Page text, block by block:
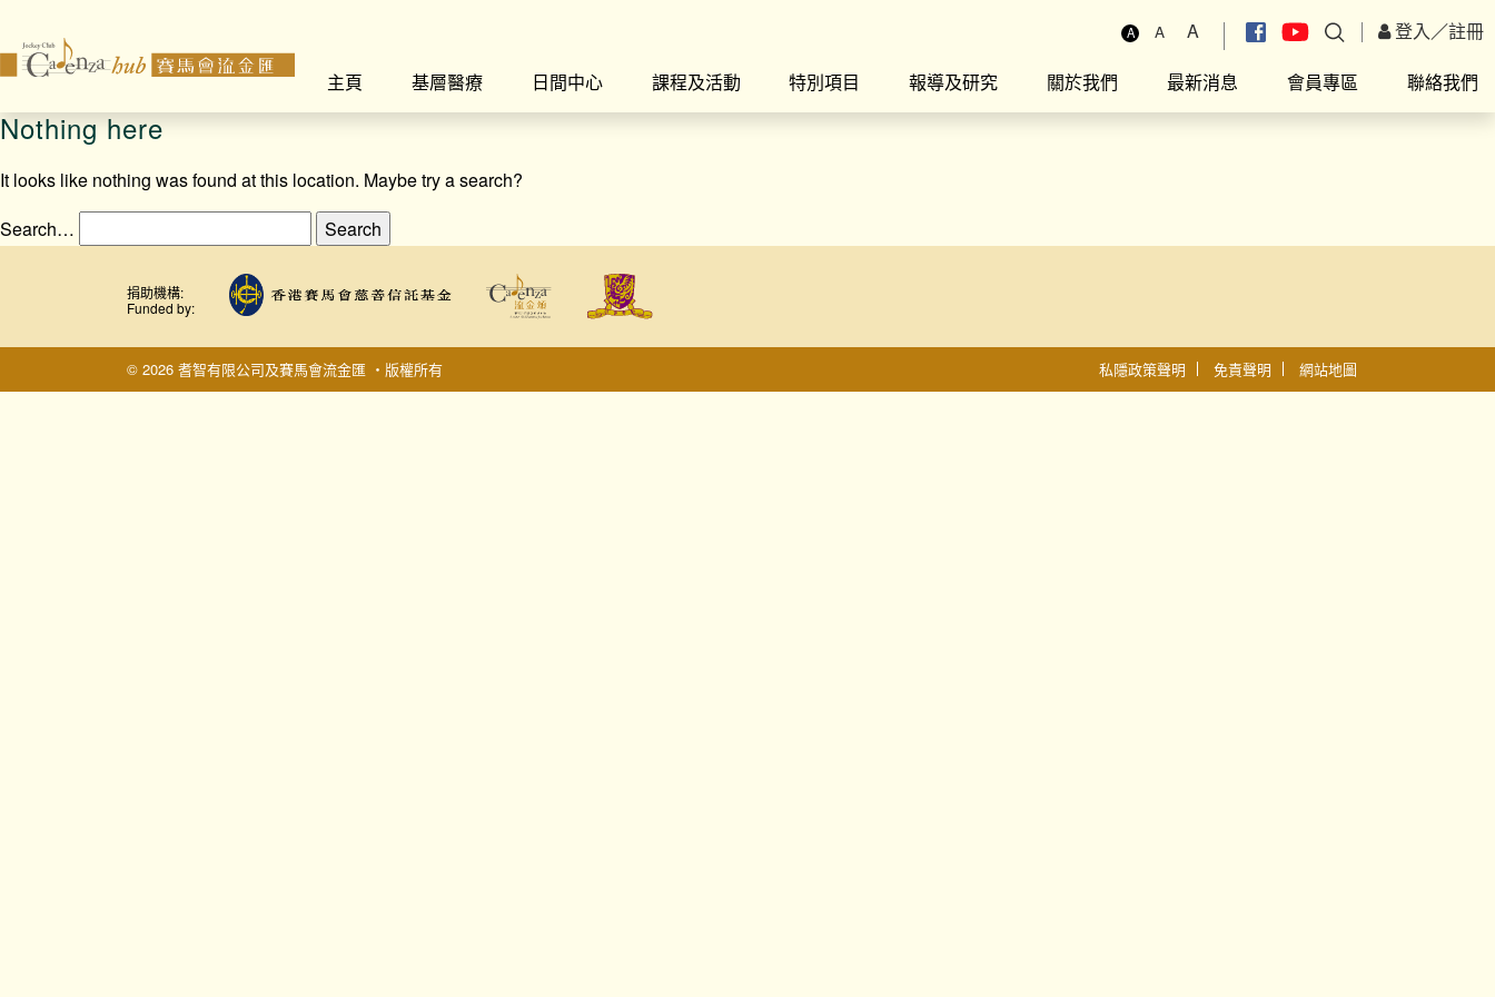
A A A 登入／註冊
主頁
基層醫療 日間中心 課程及活動 特別項目 報導及研究 關於我們 最新消息 會員專區 聯絡我們
Nothing here
It looks like nothing was found at this location. Maybe try a search?
Search…
捐助機構:
Funded by:
© 2026 耆智有限公司及賽馬會流金匯 ‧版權所有 私隱政策聲明 免責聲明 網站地圖